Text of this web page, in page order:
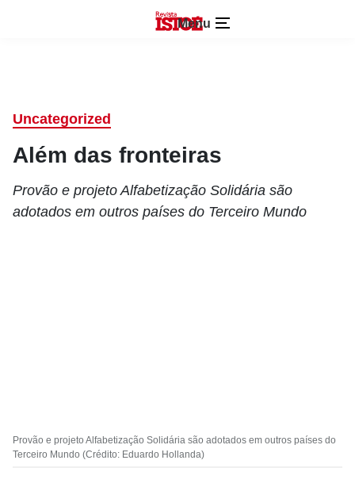
Menu
Uncategorized
Além das fronteiras
Provão e projeto Alfabetização Solidária são
adotados em outros países do Terceiro Mundo
Provão e projeto Alfabetização Solidária são adotados em outros países do
Terceiro Mundo (Crédito: Eduardo Hollanda)